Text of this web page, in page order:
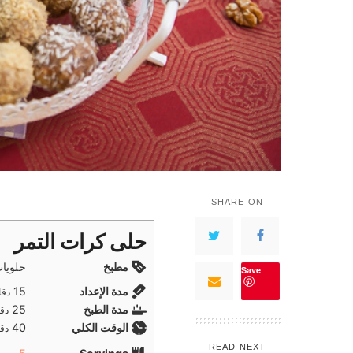
SHARE ON
Save
READ NEXT
حلى كرات التمر
مطبخ
مدة الإعداد
15
مدة الطبخ 25
الوقت الكلي 40